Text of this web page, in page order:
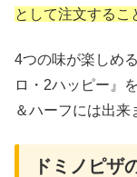
として注文するこ
4つの味が楽しめ
ロ・2ハッピー』
＆ハーフには出来
ドミノピザ